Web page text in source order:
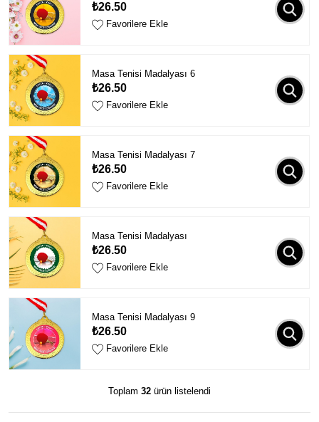
₺26.50
Favorilere Ekle
Masa Tenisi Madalyası 6
₺26.50
Favorilere Ekle
Masa Tenisi Madalyası 7
₺26.50
Favorilere Ekle
Masa Tenisi Madalyası
₺26.50
Favorilere Ekle
Masa Tenisi Madalyası 9
₺26.50
Favorilere Ekle
Toplam 32 ürün listelendi